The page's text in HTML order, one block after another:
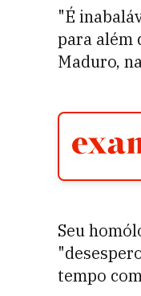
"É
para além
Maduro,
Seu
tempo